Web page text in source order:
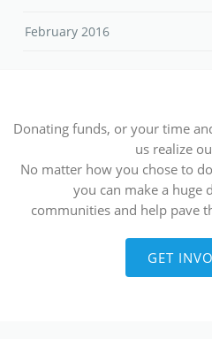
February 2016
Donating funds, or your time
us realize
No matter how you chose to
you can make a huge
communities and help pave
GET